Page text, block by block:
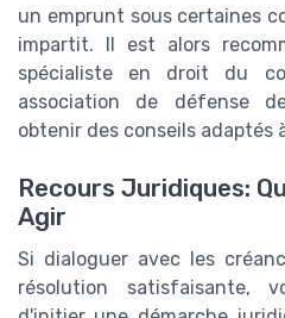
un emprunt sous certaines
impartit. Il est alors
spécialiste en droit du
association de défense
obtenir des conseils adaptés
Recours Juridiques:
Agir
Si dialoguer avec les
résolution satisfaisante,